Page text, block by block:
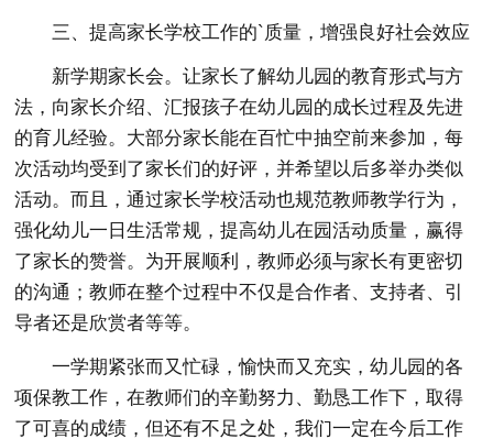
三、提高家长学校工作的`质量，增强良好社会效应
新学期家长会。让家长了解幼儿园的教育形式与方
法，向家长介绍、汇报孩子在幼儿园的成长过程及先进
的育儿经验。大部分家长能在百忙中抽空前来参加，每
次活动均受到了家长们的好评，并希望以后多举办类似
活动。而且，通过家长学校活动也规范教师教学行为，
强化幼儿一日生活常规，提高幼儿在园活动质量，赢得
了家长的赞誉。为开展顺利，教师必须与家长有更密切
的沟通；教师在整个过程中不仅是合作者、支持者、引
导者还是欣赏者等等。
一学期紧张而又忙碌，愉快而又充实，幼儿园的各
项保教工作，在教师们的辛勤努力、勤恳工作下，取得
了可喜的成绩，但还有不足之处，我们一定在今后工作